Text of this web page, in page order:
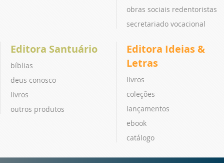
obras sociais redentoristas
secretariado vocacional
Editora Santuário
bíblias
deus conosco
livros
outros produtos
Editora Ideias &
Letras
livros
coleções
lançamentos
ebook
catálogo